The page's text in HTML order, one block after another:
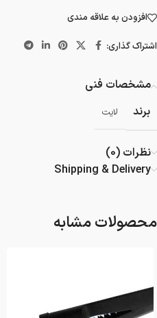
افزودن به علاقه مندی
اشتراک گذاری:
مشخصات فنی
برند
لایت
نظرات (0)
Shipping & Delivery
محصولات مشابه